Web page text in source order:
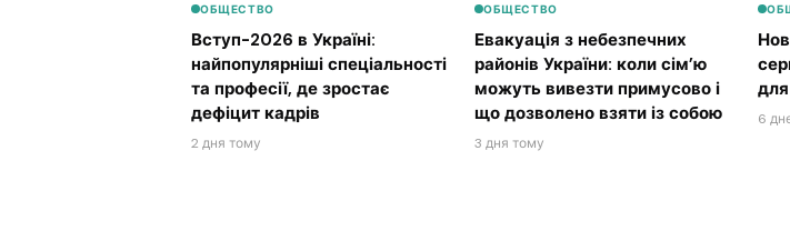
ОБЩЕСТВО
Вступ-2026 в Україні:
найпопулярніші спеціальності
та професії, де зростає
дефіцит кадрів
2 дня тому
ОБЩЕСТВО
Евакуація з небезпечних
районів України: коли сім’ю
можуть вивезти примусово і
що дозволено взяти із собою
3 дня тому
6